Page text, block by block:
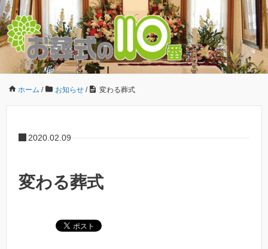
ホーム / お知らせ / 変わる葬式
2020.02.09
変わる葬式